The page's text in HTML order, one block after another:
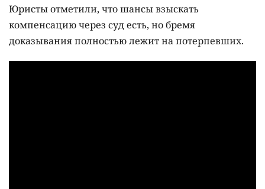
Юристы отметили, что шансы взыскать
компенсацию через суд есть, но бремя
доказывания полностью лежит на потерпевших.